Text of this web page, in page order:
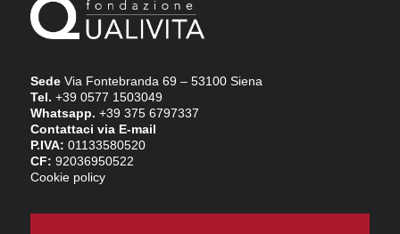
SedeVia Fontebranda 69 – 53100 Siena
Tel. +39 0577 1503049
Whatsapp. +39 375 6797337
Contattaci via E-mail
P.IVA: 01133580520
CF: 92036950522
Cookie policy